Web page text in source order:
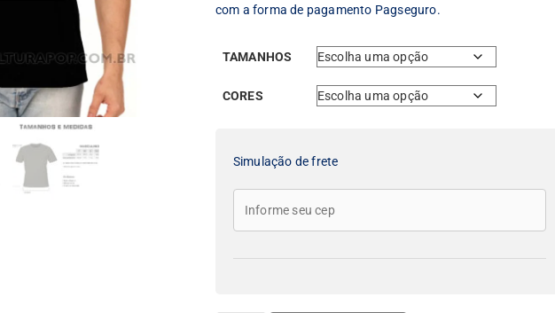
com a forma de pagamento Pagseguro.
TAMANHOS
CORES
Simulação de frete